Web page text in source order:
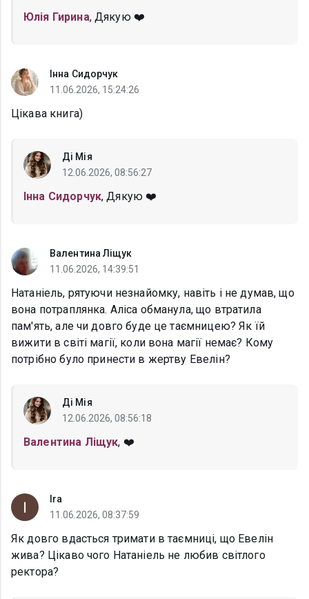
Юлія Гирина, Дякую ❤️
Інна Сидорчук
11.06.2026, 15:24:26
Цікава книга)
Ді Мія
12.06.2026, 08:56:27
Інна Сидорчук, Дякую ❤️
Валентина Ліщук
11.06.2026, 14:39:51
Натаніель, рятуючи незнайомку, навіть і не думав, що
вона потраплянка. Аліса обманула, що втратила
пам'ять, але чи довго буде це таємницею? Як їй
вижити в світі магії, коли вона магії немає? Кому
потрібно було принести в жертву Евелін?
Ді Мія
12.06.2026, 08:56:18
Валентина Ліщук, ❤️
Ira
11.06.2026, 08:37:59
Як довго вдасться тримати в таємниці, що Евелін
жива? Цікаво чого Натаніель не любив світлого
ректора?